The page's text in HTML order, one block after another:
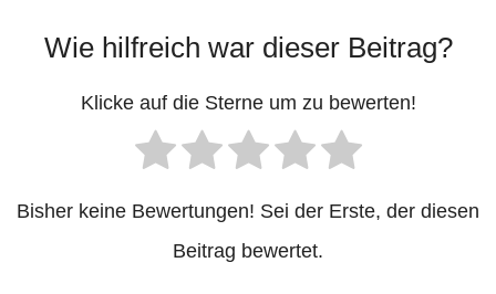
Wie hilfreich war dieser Beitrag?
Klicke auf die Sterne um zu bewerten!
Bisher keine Bewertungen! Sei der Erste, der diesen
Beitrag bewertet.